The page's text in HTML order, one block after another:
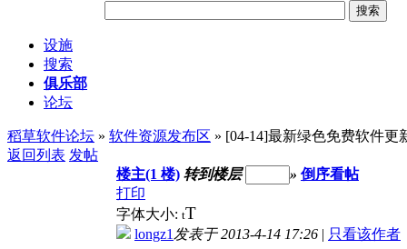
设施
搜索
俱乐部
论坛
稻草软件论坛 » 软件资源发布区 » [04-14]最新绿色免费软件更
返回列表 发帖
楼主(1 楼) 转到楼层 » 倒序看帖
打印
字体大小: tT
longz1 发表于 2013-4-14 17:26 | 只看该作者